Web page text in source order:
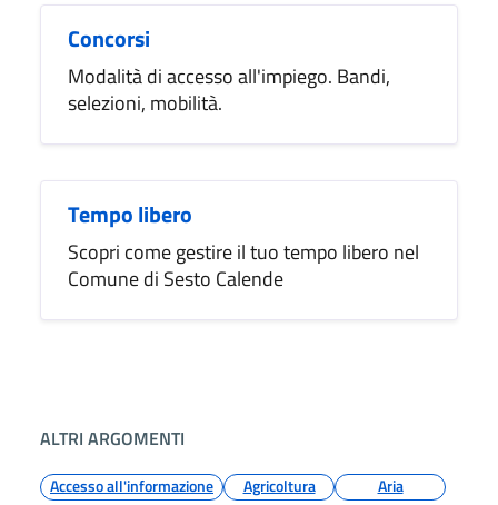
Concorsi
Modalità di accesso all'impiego. Bandi,
selezioni, mobilità.
Tempo libero
Scopri come gestire il tuo tempo libero nel
Comune di Sesto Calende
ALTRI ARGOMENTI
Accesso all'informazione Agricoltura
Aria